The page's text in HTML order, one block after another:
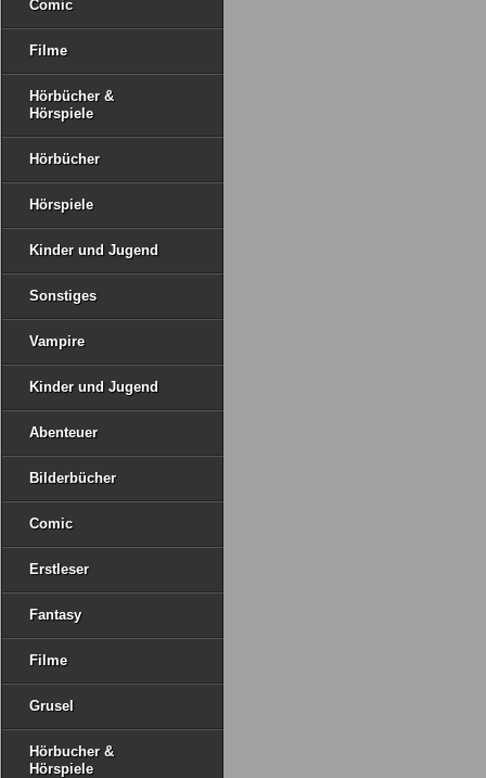
Comic
Filme
Hörbücher &
Hörspiele
Hörbücher
Hörspiele
Kinder und Jugend
Sonstiges
Vampire
Kinder und Jugend
Abenteuer
Bilderbücher
Comic
Erstleser
Fantasy
Filme
Grusel
Hörbucher &
Hörspiele